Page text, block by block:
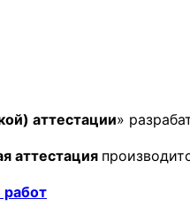
аттестации»
аттестация